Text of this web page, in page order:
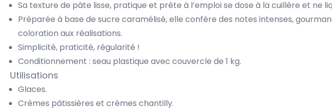
Sa texture de pâte lisse, pratique et prête à l’emploi se dose à la cuillère et ne
Préparée à base de sucre caramélisé, elle confère des notes intenses,
coloration aux réalisations.
Simplicité, praticité, régularité !
Conditionnement : seau plastique avec couvercle de 1 kg.
Utilisations
Glaces.
Crèmes pâtissières et crèmes chantilly.